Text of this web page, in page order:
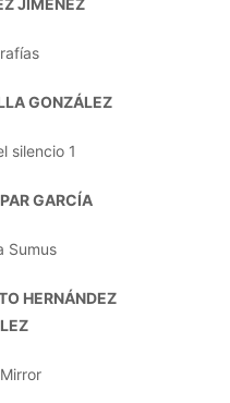
JIMÉNEZ
GONZÁLEZ
silencio 1
GARCÍA
Sumus
HERNÁNDEZ